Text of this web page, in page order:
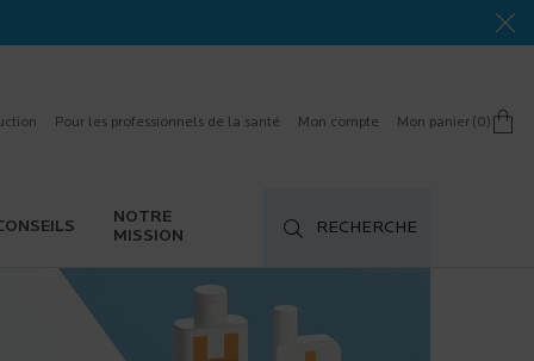
Pour les professionnels de la santé Mon compte Mon panier 0
0 product in cart
NOTRE
MISSION
RECHERCHE